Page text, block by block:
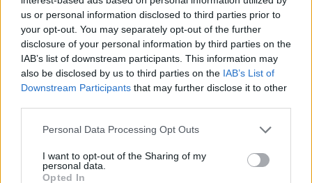
us or personal information disclosed to third parties prior to
your opt-out. You may separately opt-out of the further
disclosure of your personal information by third parties on the
IAB’s list of downstream participants. This information may
also be disclosed by us to third parties on the IAB’s List of
Downstream Participants that may further disclose it to other
Personal Data Processing Opt Outs
I want to opt-out of the Sharing of my
personal data.
Opted In